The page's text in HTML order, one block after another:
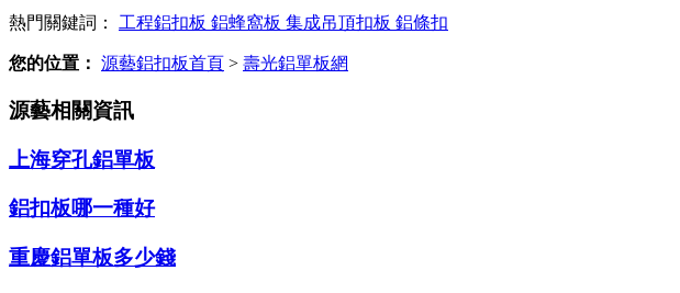
熱門關鍵詞： 工程鋁扣板 鋁蜂窩板 集成吊頂扣板 鋁條扣
您的位置： 源藝鋁扣板首頁 > 壽光鋁單板網
源藝相關資訊
上海穿孔鋁單板
鋁扣板哪一種好
重慶鋁單板多少錢